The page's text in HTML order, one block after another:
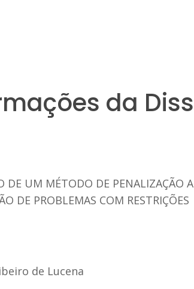
da
DE UM MÉTODO DE PENALIZAÇÃO
DE PROBLEMAS COM RESTRIÇÕES
de Lucena